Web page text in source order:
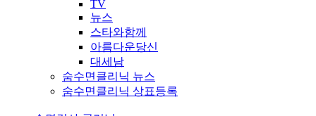
TV
뉴스
스타와함께
아름다운당신
대세남
숨수면클리닉 뉴스
숨수면클리닉 상표등록